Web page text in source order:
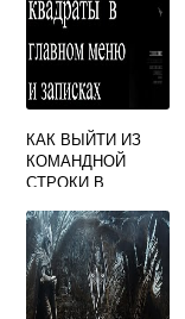
КАК ВЫЙТИ ИЗ
КОМАНДНОЙ
СТРОКИ В